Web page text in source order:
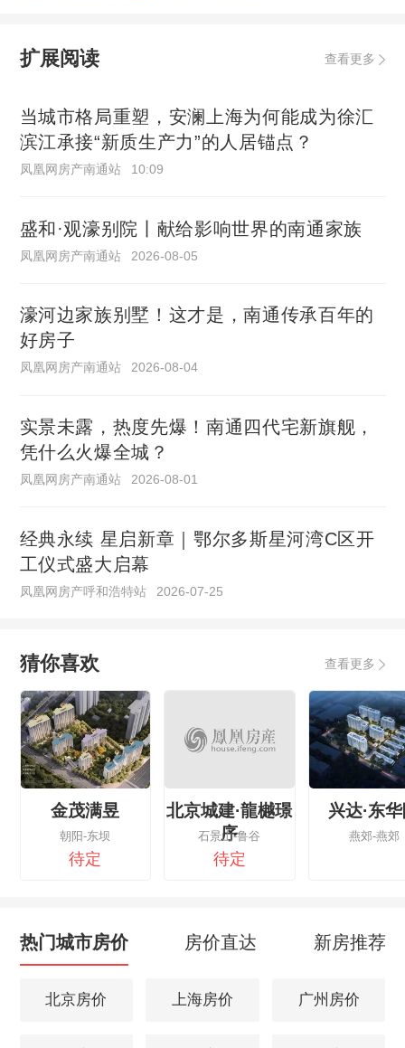
扩展阅读 查看更多
当城市格局重塑，安澜上海为何能成为徐汇
滨江承接“新质生产力”的人居锚点？
凤凰网房产南通站 10:09
盛和·观濠别院丨献给影响世界的南通家族
凤凰网房产南通站 2026-08-05
濠河边家族别墅！这才是，南通传承百年的
好房子
凤凰网房产南通站 2026-08-04
实景未露，热度先爆！南通四代宅新旗舰，
凭什么火爆全城？
凤凰网房产南通站 2026-08-01
经典永续 星启新章｜鄂尔多斯星河湾C区开
工仪式盛大启幕
凤凰网房产呼和浩特站 2026-07-25
猜你喜欢 查看更多
金茂满昱
朝阳-东坝
待定
北京城建·龍樾璟
序
石景山-鲁谷
待定
兴达·东
燕郊-燕郊
热门城市房价 房价直达 新房推荐
北京房价 上海房价 广州房价